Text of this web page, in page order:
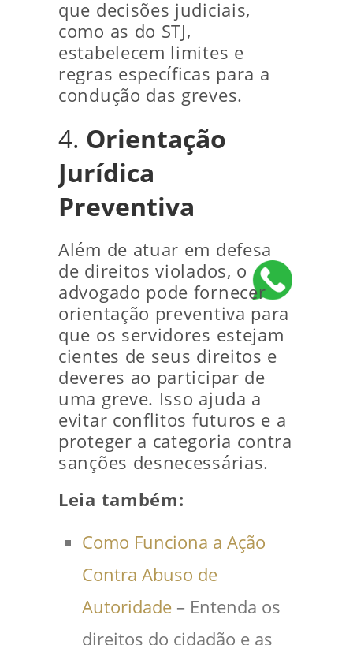
que decisões judiciais,
como as do STJ,
estabelecem limites e
regras específicas para a
condução das greves.
4. Orientação
Jurídica
Preventiva
Além de atuar em defesa
de direitos violados, o
advogado pode fornecer
orientação preventiva para
que os servidores estejam
cientes de seus direitos e
deveres ao participar de
uma greve. Isso ajuda a
evitar conflitos futuros e a
proteger a categoria contra
sanções desnecessárias.
Leia também:
Como Funciona a Ação
Contra Abuso de
Autoridade – Entenda os
direitos do cidadão e as